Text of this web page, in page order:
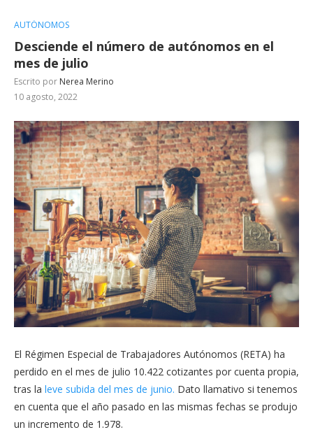
AUTÓNOMOS
Desciende el número de autónomos en el
mes de julio
Escrito por Nerea Merino
10 agosto, 2022
El Régimen Especial de Trabajadores Autónomos (RETA) ha
perdido en el mes de julio 10.422 cotizantes por cuenta propia,
tras la leve subida del mes de junio. Dato llamativo si tenemos
en cuenta que el año pasado en las mismas fechas se produjo
un incremento de 1.978.